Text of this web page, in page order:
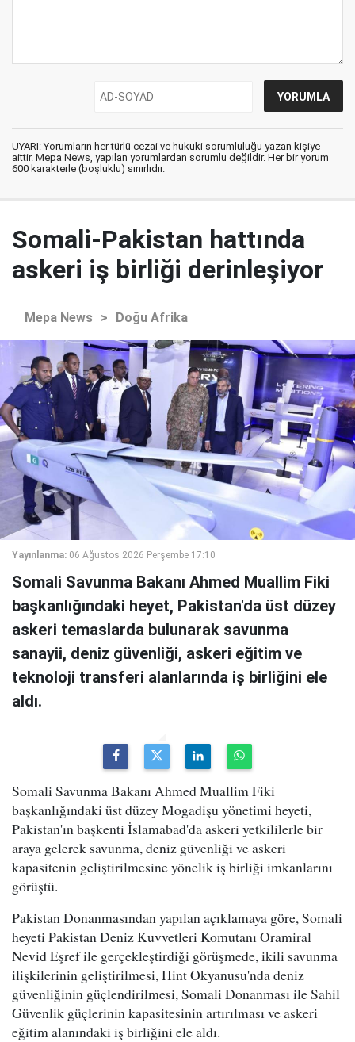
UYARI: Yorumların her türlü cezai ve hukuki sorumluluğu yazan kişiye
aittir. Mepa News, yapılan yorumlardan sorumlu değildir. Her bir yorum
600 karakterle (boşluklu) sınırlıdır.
Somali-Pakistan hattında
askeri iş birliği derinleşiyor
Mepa News > Doğu Afrika
Yayınlanma: 06 Ağustos 2026 Perşembe 17:10
Somali Savunma Bakanı Ahmed Muallim Fiki
başkanlığındaki heyet, Pakistan'da üst düzey
askeri temaslarda bulunarak savunma
sanayii, deniz güvenliği, askeri eğitim ve
teknoloji transferi alanlarında iş birliğini ele
aldı.
Somali Savunma Bakanı Ahmed Muallim Fiki
başkanlığındaki üst düzey Mogadişu yönetimi heyeti,
Pakistan'ın başkenti İslamabad'da askeri yetkililerle bir
araya gelerek savunma, deniz güvenliği ve askeri
kapasitenin geliştirilmesine yönelik iş birliği imkanlarını
görüştü.
Pakistan Donanmasından yapılan açıklamaya göre, Somali
heyeti Pakistan Deniz Kuvvetleri Komutanı Oramiral
Nevid Eşref ile gerçekleştirdiği görüşmede, ikili savunma
ilişkilerinin geliştirilmesi, Hint Okyanusu'nda deniz
güvenliğinin güçlendirilmesi, Somali Donanması ile Sahil
Güvenlik güçlerinin kapasitesinin artırılması ve askeri
eğitim alanındaki iş birliğini ele aldı.